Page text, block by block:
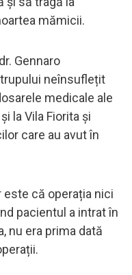
mămicii.
Gennaro
neînsuflețit
medicale ale
la Vila Fiorita și
care au avut în
că operația nici
pacientul a intrat în
nu era prima dată